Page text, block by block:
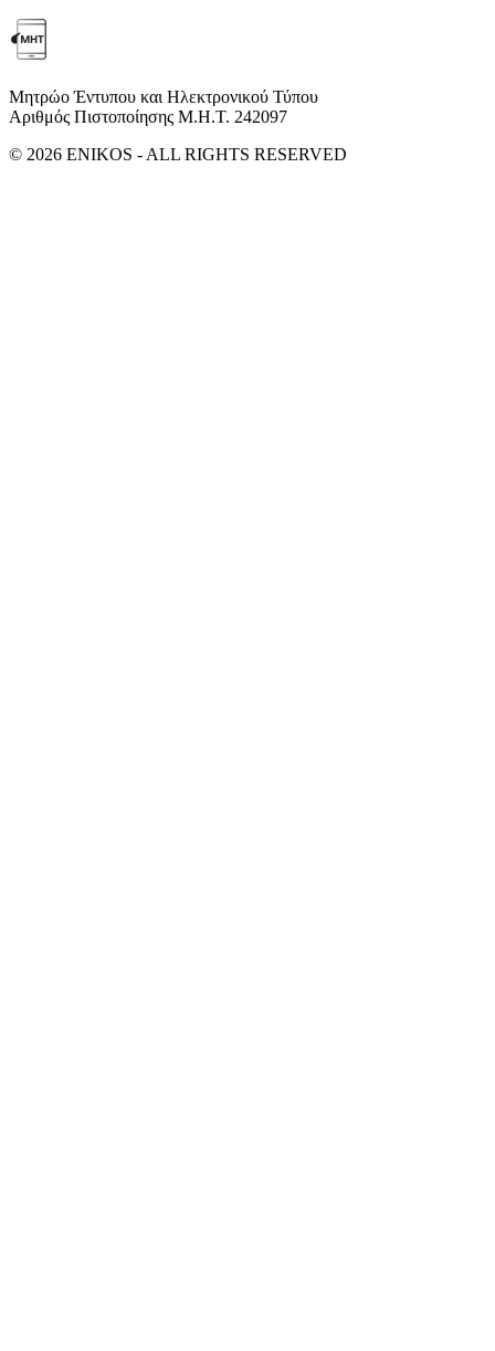
Μητρώο Έντυπου και Ηλεκτρονικού Τύπου
Αριθμός Πιστοποίησης Μ.Η.Τ. 242097
© 2026 ENIKOS - ALL RIGHTS RESERVED